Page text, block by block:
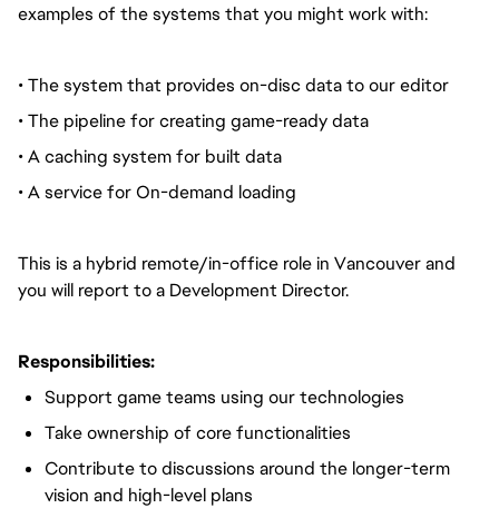
examples of the systems that you might work with:
• The system that provides on-disc data to our editor
• The pipeline for creating game-ready data
• A caching system for built data
• A service for On-demand loading
This is a hybrid remote/in-office role in Vancouver and
you will report to a Development Director.
Responsibilities:
Support game teams using our technologies
Take ownership of core functionalities
Contribute to discussions around the longer-term
vision and high-level plans